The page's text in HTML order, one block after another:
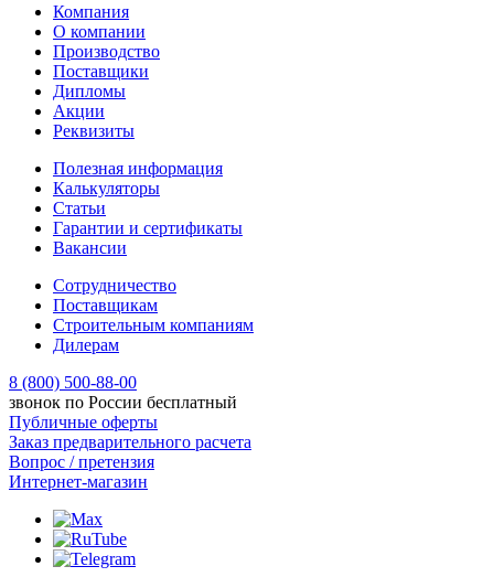
Компания
О компании
Производство
Поставщики
Дипломы
Акции
Реквизиты
Полезная информация
Калькуляторы
Статьи
Гарантии и сертификаты
Вакансии
Сотрудничество
Поставщикам
Строительным компаниям
Дилерам
8 (800) 500-88-00
звонок по России бесплатный
Публичные оферты
Заказ предварительного расчета
Вопрос / претензия
Интернет-магазин